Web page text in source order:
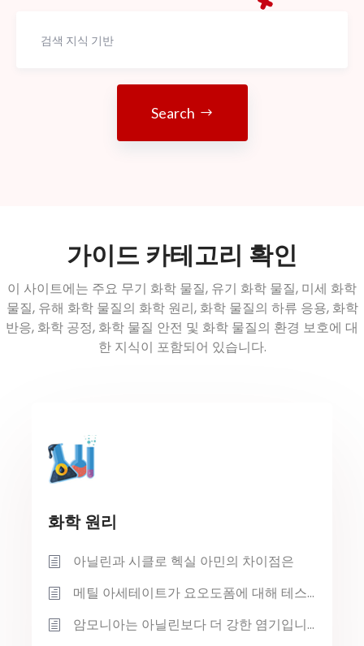
Search
가이드 카테고리 확인
이 사이트에는 주요 무기 화학 물질, 유기 화학 물질, 미세 화학
물질, 유해 화학 물질의 화학 원리, 화학 물질의 하류 응용, 화학
반응, 화학 공정, 화학 물질 안전 및 화학 물질의 환경 보호에 대
한 지식이 포함되어 있습니다.
화학 원리
아닐린과 시클로 헥실 아민의 차이점은
메틸 아세테이트가 요오도폼에 대해 테스트 할 수 있는지 여부
암모니아는 아닐린보다 더 강한 염기입니다.